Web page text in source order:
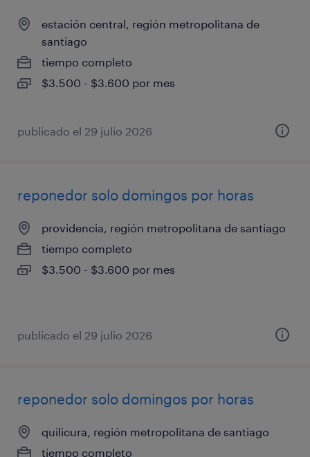
estación central, región metropolitana de
santiago
tiempo completo
$3.500 - $3.600 por mes
publicado el 29 julio 2026
reponedor solo domingos por horas
providencia, región metropolitana de santiago
tiempo completo
$3.500 - $3.600 por mes
publicado el 29 julio 2026
reponedor solo domingos por horas
quilicura, región metropolitana de santiago
tiempo completo